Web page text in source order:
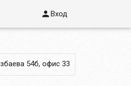
Вход
54б, офис 33